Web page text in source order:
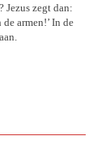
Jezus zegt dan:
armen!’ In de